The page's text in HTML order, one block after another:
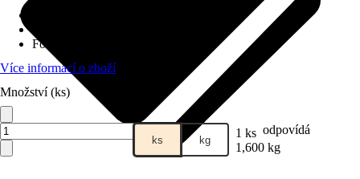
Forma
Více informací o zboží
Množství (ks)
ks kg 1 ks odpovídá
1,600 kg